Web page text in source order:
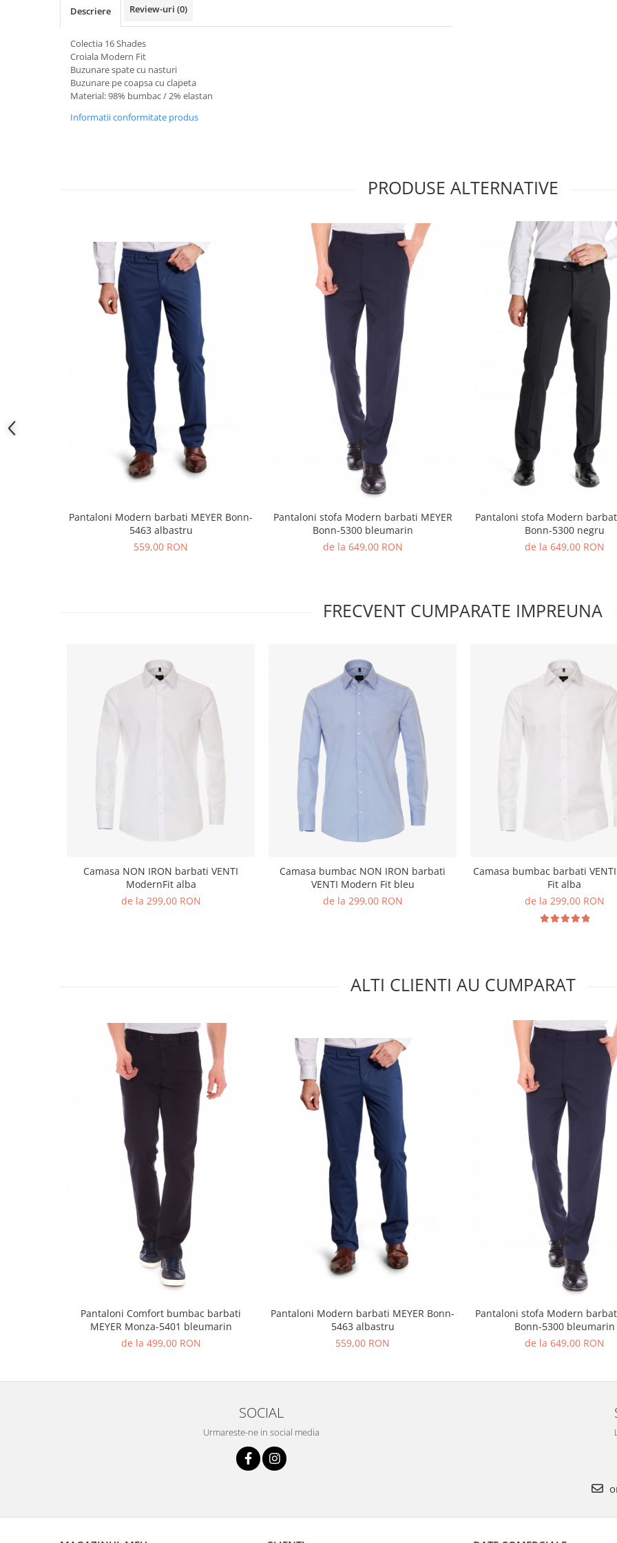
Descriere Review-uri (0)
Colectia 16 Shades
Croiala Modern Fit
Buzunare spate cu nasturi
Buzunare pe coapsa cu clapeta
Material: 98% bumbac / 2% elastan
Informatii conformitate produs
PRODUSE ALTERNATIVE
Pantaloni Modern barbati MEYER Bonn-
5463 albastru
559,00 RON
Pantaloni stofa Modern barbati MEYER
Bonn-5300 bleumarin
de la 649,00 RON
Pantaloni stofa Modern
Bonn-5300 negru
de la 649,00 RON
FRECVENT CUMPARATE IMPREUNA
Camasa NON IRON barbati VENTI
ModernFit alba
de la 299,00 RON
Camasa bumbac NON IRON barbati
VENTI Modern Fit bleu
de la 299,00 RON
Camasa bumbac barbati
Fit alba
de la 299,00 RON
ALTI CLIENTI AU CUMPARAT
Pantaloni Comfort bumbac barbati
MEYER Monza-5401 bleumarin
de la 499,00 RON
Pantaloni Modern barbati MEYER Bonn-
5463 albastru
559,00 RON
Pantaloni stofa Modern
Bonn-5300 bleumarin
de la 649,00 RON
SOCIAL
Urmareste-ne in social media